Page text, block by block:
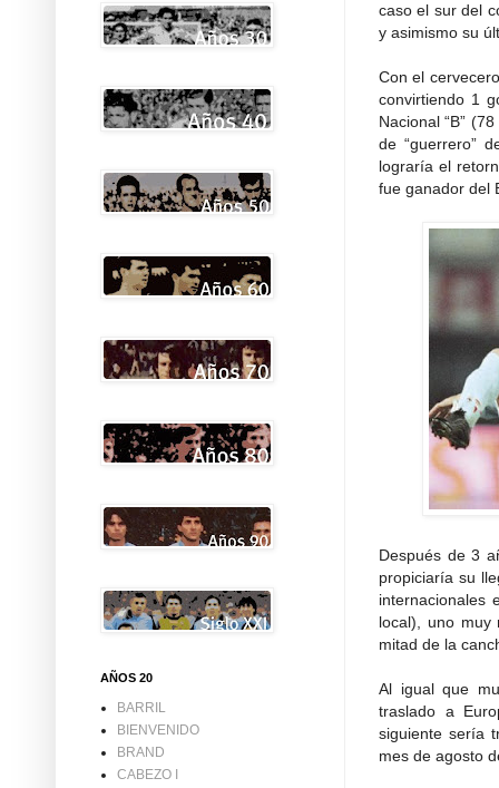
caso el sur del
y asimismo su
Con el
convirtiendo 1
Nacional “B”
de “guerrero”
lograría el
fue ganador del
Después de 3
propiciaría su
internacionales
local), uno muy
mitad de la
Al igual que
traslado a
siguiente sería
mes de agosto
AÑOS 20
BARRIL
BIENVENIDO
BRAND
CABEZO I